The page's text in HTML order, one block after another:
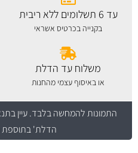
עד 6 תשלומים ללא ריבית
בקנייה בכרטיס אשראי
משלוח עד הדלת
או באיסוף עצמי מהחנות
התמונות להמחשה בלבד.עיין
הדלת' בתוספת